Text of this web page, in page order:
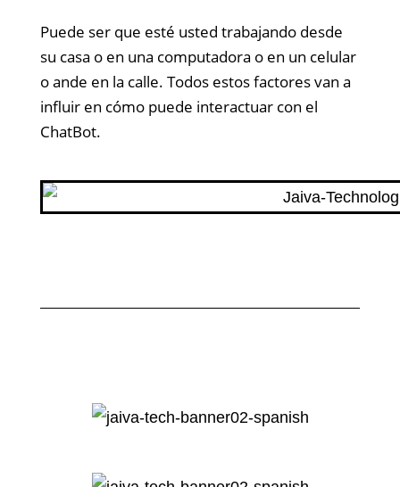
Puede ser que esté usted trabajando desde
su casa o en una computadora o en un celular
o ande en la calle. Todos estos factores van a
influir en cómo puede interactuar con el
ChatBot.